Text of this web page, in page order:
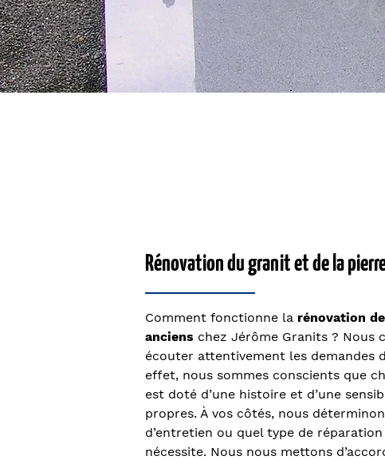
Rénovation du granit et de la
Comment fonctionne la rénovation
anciens chez Jérôme Granits ? Nous
écouter attentivement les demandes
effet, nous sommes conscients que
est doté d’une histoire et d’une
propres. À vos côtés, nous
d’entretien ou quel type de
nécessite. Nous nous mettons